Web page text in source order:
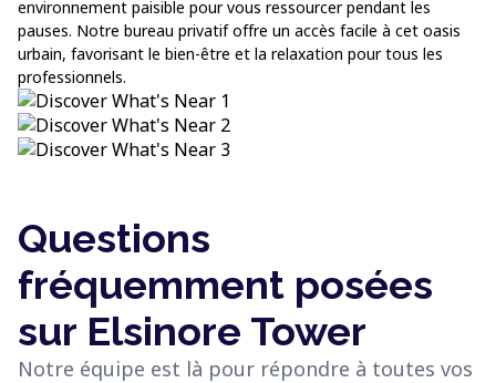
environnement paisible pour vous ressourcer pendant les
pauses. Notre bureau privatif offre un accès facile à cet oasis
urbain, favorisant le bien-être et la relaxation pour tous les
professionnels.
Questions
fréquemment posées
sur Elsinore Tower
Notre équipe est là pour répondre à toutes vos